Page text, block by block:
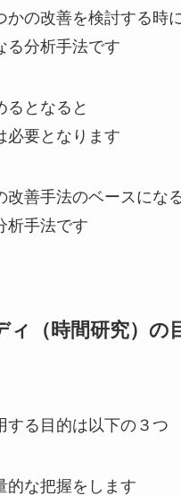
かの改善を検討する時
る分析手法です
るとなると
必要となります
改善手法のベースにな
析手法です
ィ（時間研究）の
する目的は以下の３つ
な把握をします